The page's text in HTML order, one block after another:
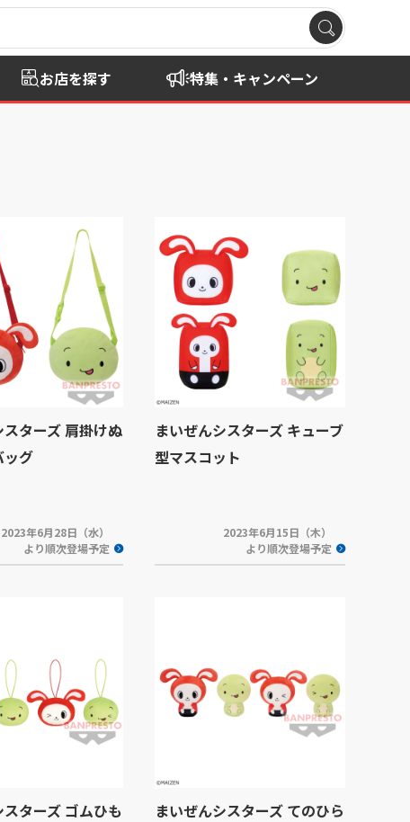
お店を探す 特集・キャンペーン
スターズ 肩掛けぬ
ッグ
2023年6月28日（水）
より順次登場予定
まいぜんシスターズ キューブ
型マスコット
2023年6月15日（木）
より順次登場予定
ターズ ゴムひも
まいぜんシスターズ てのひら